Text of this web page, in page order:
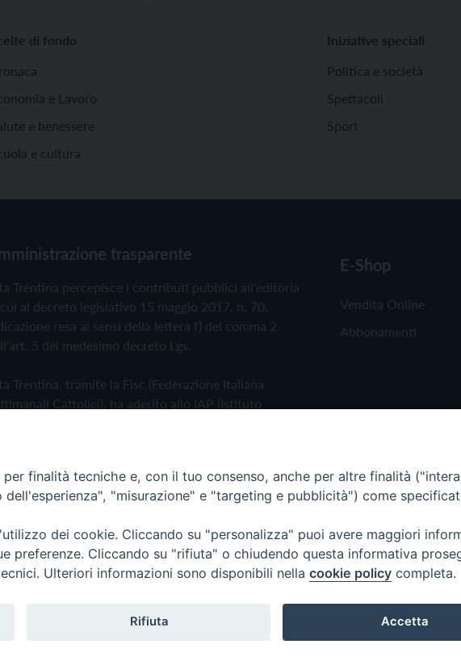
di fondo
e Lavoro
e benessere
e cultura
Iniziative speciali
Politica e società
Spettacoli
Sport
trasparente
Trentina percepisce i contributi pubblici all'editoria
al decreto legislativo 15 maggio 2017, n. 70.
resa ai sensi della lettera f) del comma 2
5 del medesimo decreto Lgs.
Trentina, tramite la Fisc (Federazione Italiana
Cattolici), ha aderito allo IAP (Istituto
Policy Cookie Policy
E-Shop
Vendita Online
Abbonamenti
Editrice
finalità tecniche e, con il tuo consenso, anche per altre finalità
"misurazione" e "targeting e pubblicità") come
dei cookie. Cliccando su "personalizza" puoi avere maggiori
preferenze. Cliccando su "rifiuta" o chiudendo questa informativa
Ulteriori informazioni sono disponibili nella cookie policy completa.
Rifiuta Accetta